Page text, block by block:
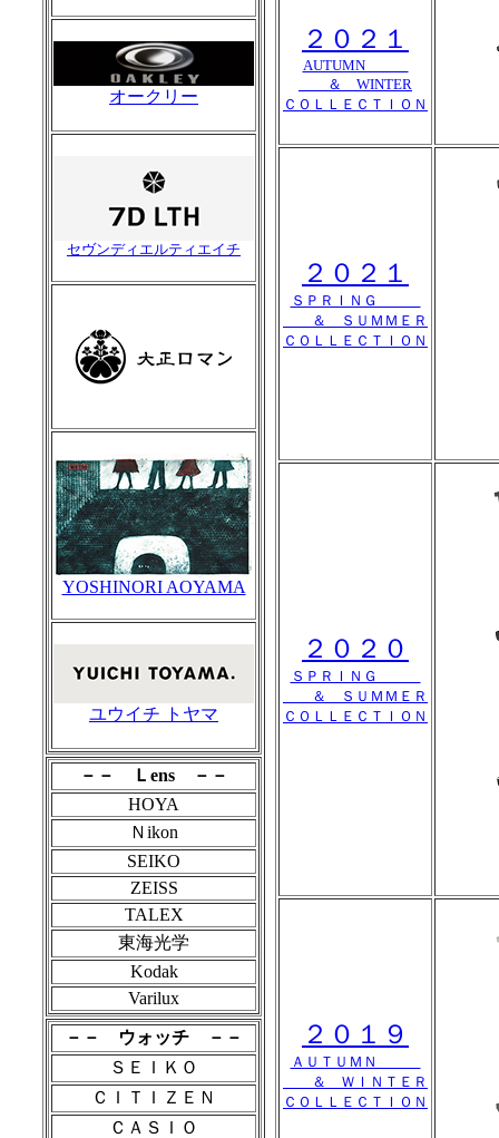
オークリー
セヴンディエルティエイチ
YOSHINORI AOYAMA
ユウイチ トヤマ
－－ Ｌens －－
HOYA
Ｎikon
SEIKO
ZEISS
TALEX
東海光学
Kodak
Varilux
－－ ウォッチ －－
ＳＥＩＫＯ
ＣＩＴＩＺＥＮ
ＣＡＳＩＯ
２０２１
AUTUMN
＆ WINTER
ＣＯＬＬＥＣＴＩＯＮ
２０２１
ＳＰＲＩＮＧ
＆ ＳＵＭＭＥＲ
ＣＯＬＬＥＣＴＩＯＮ
２０２０
ＳＰＲＩＮＧ
＆ ＳＵＭＭＥＲ
ＣＯＬＬＥＣＴＩＯＮ
２０１９
ＡＵＴＵＭＮ
＆ ＷＩＮＴＥＲ
ＣＯＬＬＥＣＴＩＯＮ